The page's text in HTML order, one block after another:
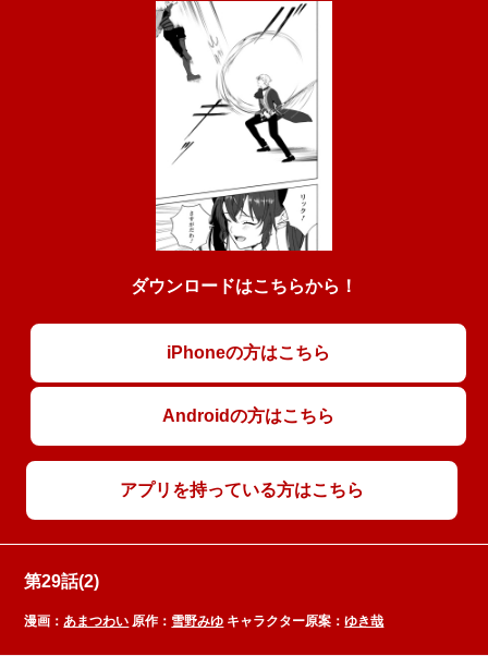
ダウンロードはこちらから！
iPhoneの方はこちら
Androidの方はこちら
アプリを持っている方はこちら
第29話(2)
漫画：あまつわい 原作： 雪野みゆ キャラクター原案：ゆき哉